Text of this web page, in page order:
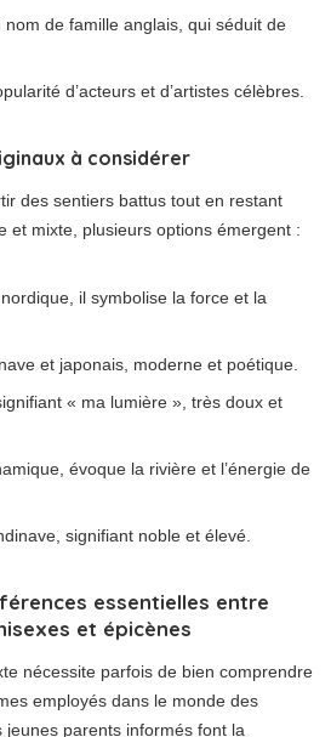
nom de famille anglais, qui séduit de
d’acteurs et d’artistes célèbres.
à considérer
des sentiers battus tout en restant
et mixte, plusieurs options émergent :
il symbolise la force et la
et japonais, moderne et poétique.
« ma lumière », très doux et
évoque la rivière et l’énergie de
signifiant noble et élevé.
essentielles entre
et épicènes
nécessite parfois de bien comprendre
employés dans le monde des
jeunes parents informés font la